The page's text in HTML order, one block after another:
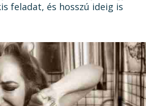
feladat, és hosszú ideig is